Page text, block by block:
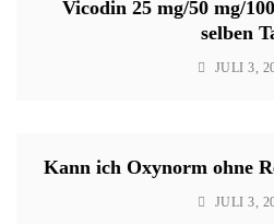
Vicodin 25 mg/50 mg/
selben
JULI 3,
Kann ich Oxynorm ohne
JULI 3,